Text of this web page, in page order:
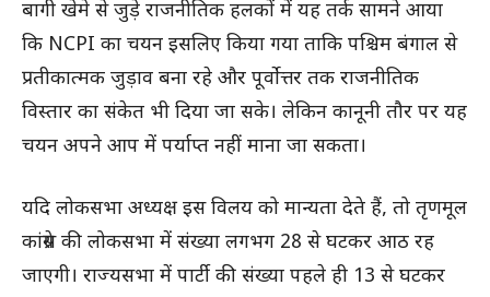
बागी खेमे से जुड़े राजनीतिक हलकों में यह तर्क सामने आया
कि NCPI का चयन इसलिए किया गया ताकि पश्चिम बंगाल से
प्रतीकात्मक जुड़ाव बना रहे और पूर्वोत्तर तक राजनीतिक
विस्तार का संकेत भी दिया जा सके। लेकिन कानूनी तौर पर यह
चयन अपने आप में पर्याप्त नहीं माना जा सकता।
यदि लोकसभा अध्यक्ष इस विलय को मान्यता देते हैं, तो तृणमूल
कांग्रेस की लोकसभा में संख्या लगभग 28 से घटकर आठ रह
जाएगी। राज्यसभा में पार्टी की संख्या पहले ही 13 से घटकर